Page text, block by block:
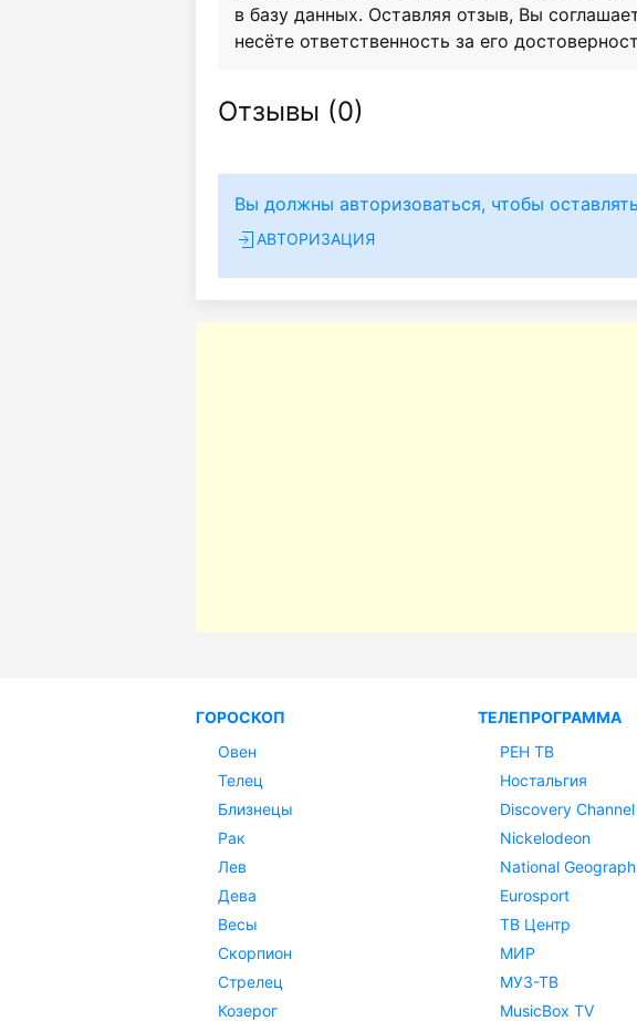
в базу данных. Оставляя отзыв, Вы
несёте ответственность за его
Отзывы (0)
Вы должны авторизоваться, чтобы
АВТОРИЗАЦИЯ
ГОРОСКОП
Овен
Телец
Близнецы
Рак
Лев
Дева
Весы
Скорпион
Стрелец
Козерог
ТЕЛЕПРОГРАММА
РЕН ТВ
Ностальгия
Discovery Channel
Nickelodeon
National
Eurosport
ТВ Центр
МИР
МУЗ-ТВ
MusicBox TV